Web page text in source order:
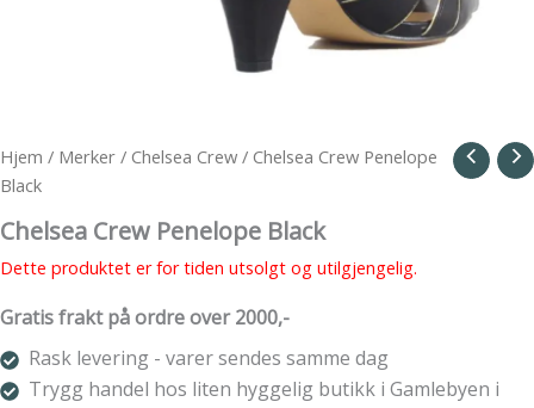
Hjem / Merker / Chelsea Crew / Chelsea Crew Penelope
Black
Chelsea Crew Penelope Black
Dette produktet er for tiden utsolgt og utilgjengelig.
Gratis frakt på ordre over 2000,-
Rask levering - varer sendes samme dag
Trygg handel hos liten hyggelig butikk i Gamlebyen i